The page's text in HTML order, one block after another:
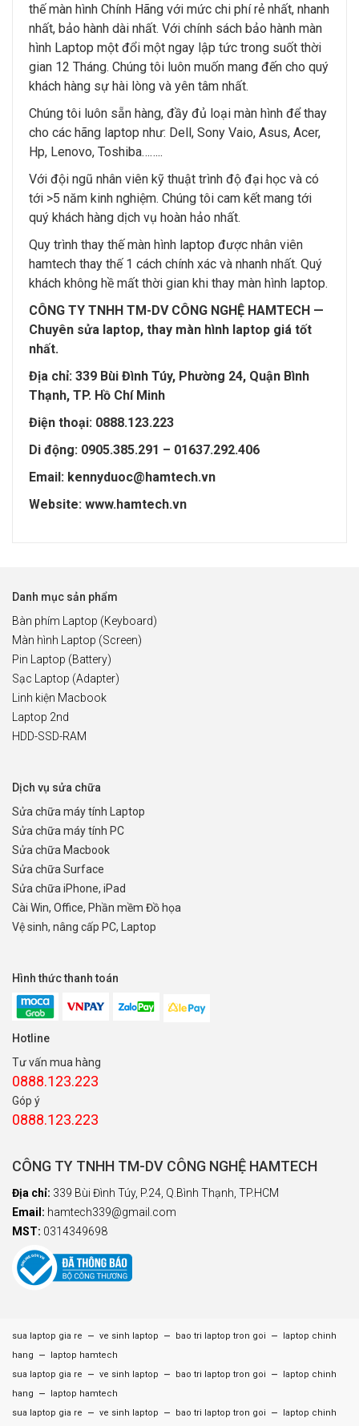
thế màn hình Chính Hãng với mức chi phí rẻ nhất, nhanh
nhất, bảo hành dài nhất. Với chính sách bảo hành màn
hình Laptop một đổi một ngay lập tức trong suốt thời
gian 12 Tháng. Chúng tôi luôn muốn mang đến cho quý
khách hàng sự hài lòng và yên tâm nhất.
Chúng tôi luôn sẵn hàng, đầy đủ loại màn hình để thay
cho các hãng laptop như: Dell, Sony Vaio, Asus, Acer,
Hp, Lenovo, Toshiba……..
Với đội ngũ nhân viên kỹ thuật trình độ đại học và có
tới >5 năm kinh nghiệm. Chúng tôi cam kết mang tới
quý khách hàng dịch vụ hoàn hảo nhất.
Quy trình thay thế màn hình laptop được nhân viên
hamtech thay thế 1 cách chính xác và nhanh nhất. Quý
khách không hề mất thời gian khi thay màn hình laptop.
CÔNG TY TNHH TM-DV CÔNG NGHỆ HAMTECH —
Chuyên sửa laptop, thay màn hình laptop giá tốt
nhất.
Địa chỉ: 339 Bùi Đình Túy, Phường 24, Quận Bình
Thạnh, TP. Hồ Chí Minh
Điện thoại: 0888.123.223
Di động: 0905.385.291 – 01637.292.406
Email: kennyduoc@hamtech.vn
Website: www.hamtech.vn
Danh mục sản phẩm
Bàn phím Laptop (Keyboard)
Màn hình Laptop (Screen)
Pin Laptop (Battery)
Sạc Laptop (Adapter)
Linh kiện Macbook
Laptop 2nd
HDD-SSD-RAM
Dịch vụ sửa chữa
Sửa chữa máy tính Laptop
Sửa chữa máy tính PC
Sửa chữa Macbook
Sửa chữa Surface
Sửa chữa iPhone, iPad
Cài Win, Office, Phần mềm Đồ họa
Vệ sinh, nâng cấp PC, Laptop
Hình thức thanh toán
Hotline
Tư vấn mua hàng
0888.123.223
Góp ý
0888.123.223
CÔNG TY TNHH TM-DV CÔNG NGHỆ HAMTECH
Địa chỉ: 339 Bùi Đình Túy, P.24, Q.Bình Thạnh, TP.HCM
Email: hamtech339@gmail.com
MST: 0314349698
sua laptop gia re – ve sinh laptop – bao tri laptop tron goi –
laptop chinh
hang
–
laptop hamtech
sua laptop gia re
– ve sinh laptop – bao tri laptop tron goi –
laptop chinh
hang
–
laptop hamtech
sua laptop gia re
– ve sinh laptop – bao tri laptop tron goi – laptop chinh